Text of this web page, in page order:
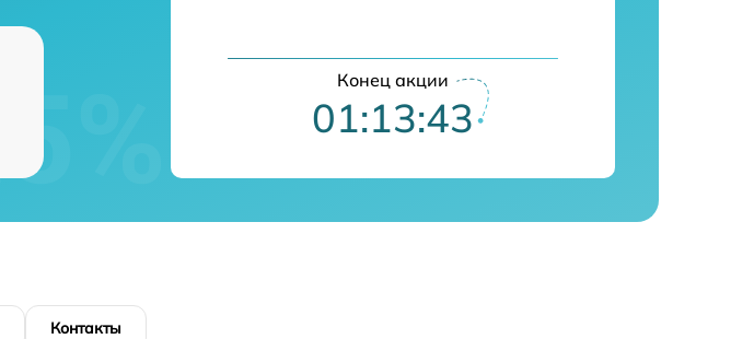
Конец акции
01:13:42
Контакты